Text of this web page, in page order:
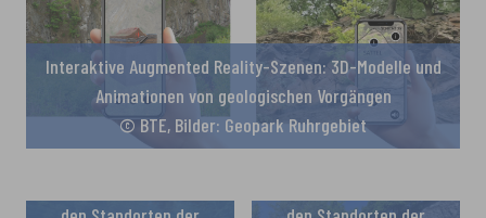
Interaktive Augmented Reality-Szenen: 3D-Modelle und
Animationen von geologischen Vorgängen
© BTE, Bilder: Geopark Ruhrgebiet
Interaktive Augmented
Interaktive Augmented